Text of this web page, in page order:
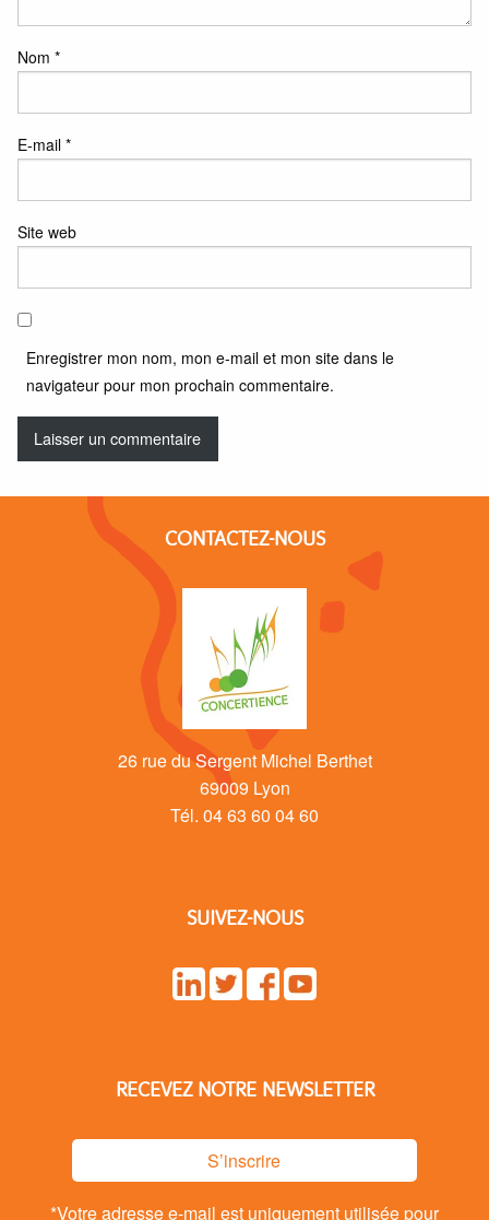
Nom *
E-mail *
Site web
Enregistrer mon nom, mon e-mail et mon site dans le
navigateur pour mon prochain commentaire.
CONTACTEZ-NOUS
26 rue du Sergent Michel Berthet
69009 Lyon
Tél. 04 63 60 04 60
SUIVEZ-NOUS
RECEVEZ NOTRE NEWSLETTER
S’inscrire
*Votre adresse e-mail est uniquement utilisée pour